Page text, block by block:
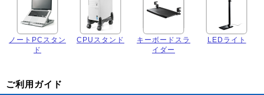
ノートPCスタン
ド
CPUスタンド
キーボードスラ
イダー
LEDライト
ご利用ガイド